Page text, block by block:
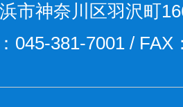
市神奈川区羽沢町
045-381-7001 / FAX